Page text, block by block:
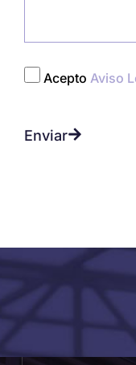
Acepto Aviso
Enviar